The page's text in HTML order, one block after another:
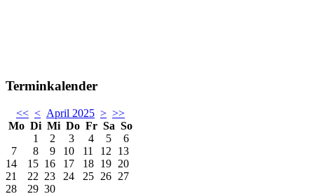
Terminkalender
<< < April 2025 > >>
Mo Di Mi Do Fr Sa So
1
2 3 4 5
6
7
8 9 10 11 12
13
14
15 16 17 18 19 20
21
22 23 24 25 26 27
28
29 30